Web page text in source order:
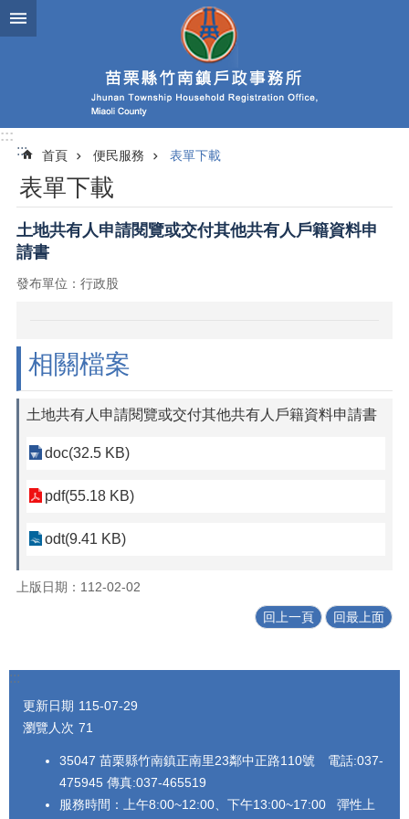
跳到主要內容區塊
:::
:::
首頁 便民服務 表單下載
表單下載
土地共有人申請閱覽或交付其他共有人戶籍資料申
請書
發布單位：行政股
相關檔案
土地共有人申請閱覽或交付其他共有人戶籍資料申請書
doc(32.5 KB)
pdf(55.18 KB)
odt(9.41 KB)
上版日期：112-02-02
回上一頁 回最上面
:::
更新日期 115-07-29
瀏覽人次 71
35047 苗栗縣竹南鎮正南里23鄰中正路110號 電話:037-
475945 傳真:037-465519
服務時間：上午8:00~12:00、下午13:00~17:00 彈性上